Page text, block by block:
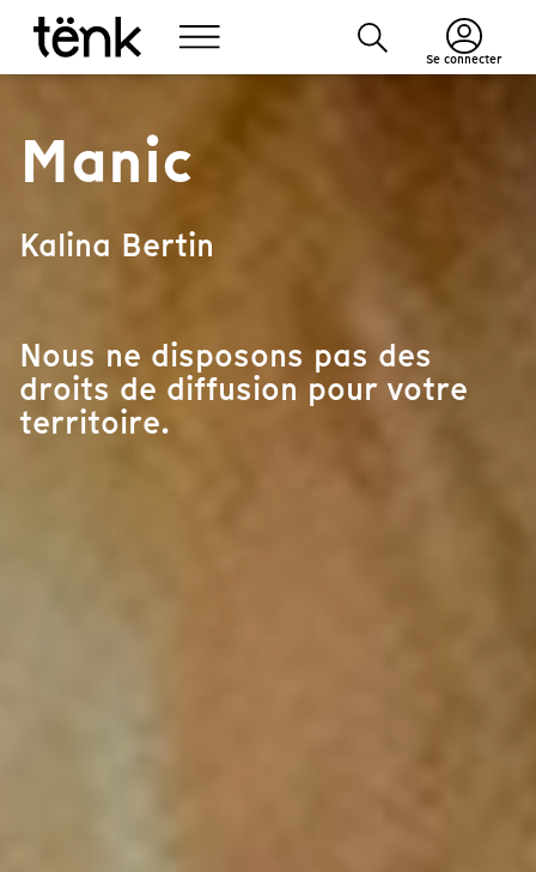
Se connecter
Manic
Kalina Bertin
Nous ne disposons pas des
droits de diffusion pour votre
territoire.